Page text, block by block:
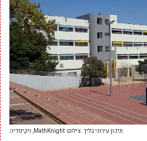
תיכון עירוני בליך. צילום: MathKnight, ויקיפדיה